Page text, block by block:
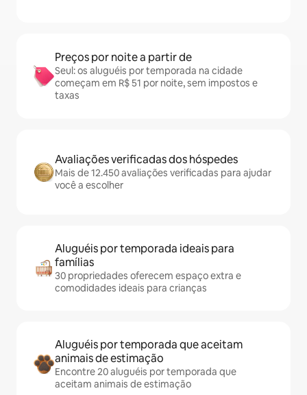
Preços por noite a partir de
Seul: os aluguéis por temporada na cidade
começam em R$ 51 por noite, sem impostos e
taxas
Avaliações verificadas dos hóspedes
Mais de 12.450 avaliações verificadas para ajudar
você a escolher
Aluguéis por temporada ideais para
famílias
30 propriedades oferecem espaço extra e
comodidades ideais para crianças
Aluguéis por temporada que aceitam
animais de estimação
Encontre 20 aluguéis por temporada que
aceitam animais de estimação